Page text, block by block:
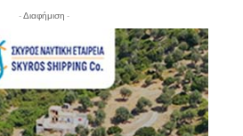
- Διαφήμιση -